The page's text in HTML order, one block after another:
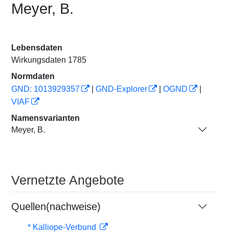
Meyer, B.
Lebensdaten
Wirkungsdaten 1785
Normdaten
GND: 1013929357
GND-Explorer OGND
VIAF
Namensvarianten
Meyer, B.
Vernetzte Angebote
Quellen(nachweise)
* Kalliope-Verbund